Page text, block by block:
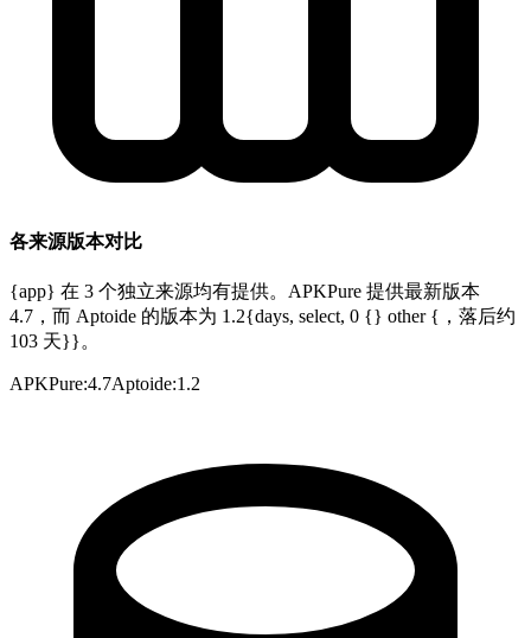
各来源版本对比
{app} 在 3 个独立来源均有提供。APKPure 提供最新版本
4.7，而 Aptoide 的版本为 1.2{days, select, 0 {} other {，落后约
103 天}}。
APKPure:4.7Aptoide:1.2